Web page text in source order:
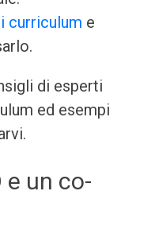
curriculum e
di esperti
ed esempi
e un co-